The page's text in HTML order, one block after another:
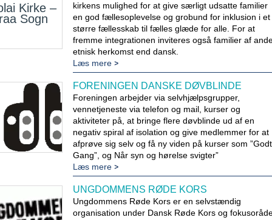
Kirke –
Sogn
kirkens mulighed for at give særligt udsatte familier
en god fællesoplevelse og grobund for inklusion i et
større fællesskab til fælles glæde for alle. For at
fremme integrationen inviteres også familier af
etnisk herkomst end dansk.
Læs mere
FORENINGEN DANSKE DØVBLINDE
Foreningen arbejder via selvhjælpsgrupper,
vennetjeneste via telefon og mail, kurser og
aktiviteter på, at bringe flere døvblinde ud af en
negativ spiral af isolation og give medlemmer for at
afprøve sig selv og få ny viden på kurser som
Gang”, og Når syn og hørelse svigter”
Læs mere
UNGDOMMENS RØDE KORS
Ungdommens Røde Kors er en selvstændig
organisation under Dansk Røde Kors og